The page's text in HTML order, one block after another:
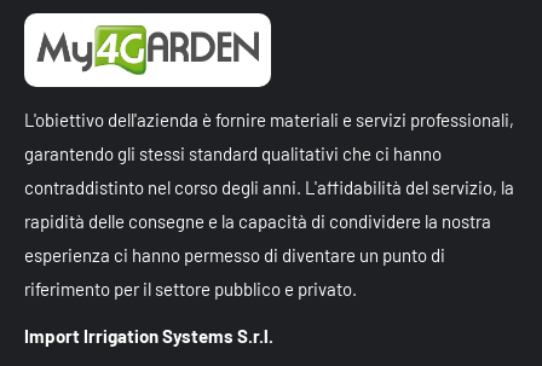
L'obiettivo dell'azienda è fornire materiali e servizi professionali,
garantendo gli stessi standard qualitativi che ci hanno
contraddistinto nel corso degli anni. L'affidabilità del servizio, la
rapidità delle consegne e la capacità di condividere la nostra
esperienza ci hanno permesso di diventare un punto di
riferimento per il settore pubblico e privato.
Import Irrigation Systems S.r.l.